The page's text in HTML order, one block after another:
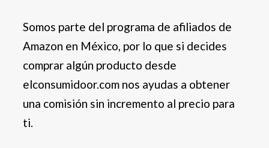
Somos parte del programa de afiliados de
Amazon en México, por lo que si decides
comprar algún producto desde
elconsumidoor.com nos ayudas a obtener
una comisión sin incremento al precio para
ti.